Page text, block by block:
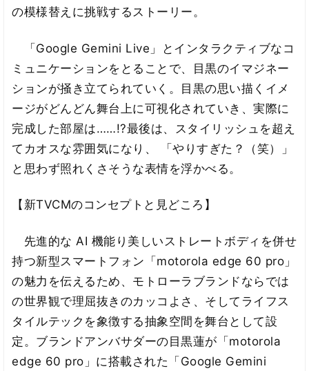
の模様替えに挑戦するストーリー。
「Google Gemini Live」とインタラクティブなコ
ミュニケーションをとることで、目黒のイマジネー
ションが掻き立てられていく。目黒の思い描くイメ
ージがどんどん舞台上に可視化されていき、実際に
完成した部屋は……!?最後は、スタイリッシュを超え
てカオスな雰囲気になり、 「やりすぎた？（笑）」
と思わず照れくさそうな表情を浮かべる。
【新TVCMのコンセプトと見どころ】
先進的な AI 機能り美しいストレートボディを併せ
持つ新型スマートフォン「motorola edge 60 pro」
の魅力を伝えるため、モトローラブランドならでは
の世界観で理屈抜きのカッコよさ、そしてライフス
タイルテックを象徴する抽象空間を舞台として設
定。ブランドアンバサダーの目黒蓮が「motorola
edge 60 pro」に搭載された「Google Gemini